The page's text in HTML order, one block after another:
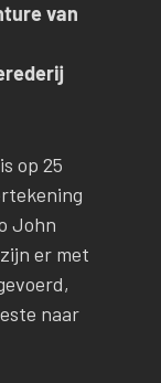
van
op 25
John
zijn er met
naar